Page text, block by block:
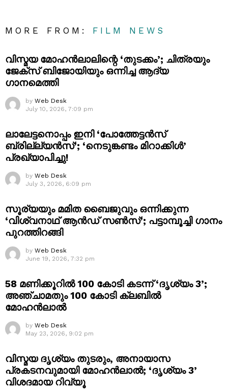
MORE FROM: FILM NEWS
വിസ്മയ മോഹൻലാലിന്റെ ‘തുടക്കം’; ചിത്രയും
ജേക്സ് ബിജോയിയും ഒന്നിച്ച ആദ്യ
ഗാനമെത്തി
by Web Desk
July 10, 2026, 7:09 pm
ലാലേട്ടനൊപ്പം ഇനി ‘പോത്തേട്ടൻസ്
ബ്രില്ല്യൻസ്’; ‘നെടുങ്കണ്ടം മിറാക്കിൾ’
പ്രഖ്യാപിച്ചു!
by Web Desk
July 3, 2026, 6:09 pm
സൂര്യയും മമിത ബൈജുവും ഒന്നിക്കുന്ന
‘വിശ്വനാഥ് ആൻഡ് സൺസ്’; പട്ടാമ്പൂച്ചി ഗാനം
പുറത്തിറങ്ങി
by Web Desk
June 19, 2026, 7:32 pm
58 മണിക്കൂറിൽ 100 കോടി കടന്ന് ‘ദൃശ്യം 3’;
അഞ്ചാമതും 100 കോടി ക്ലബിൽ
മോഹൻലാൽ
by Web Desk
May 23, 2026, 9:02 pm
വിസ്മയ ദൃശ്യം തുടരും, അനായാസ
പ്രകടനവുമായി മോഹൻലാൽ; ‘ദൃശ്യം 3’
വിശദമായ റിവ്യൂ